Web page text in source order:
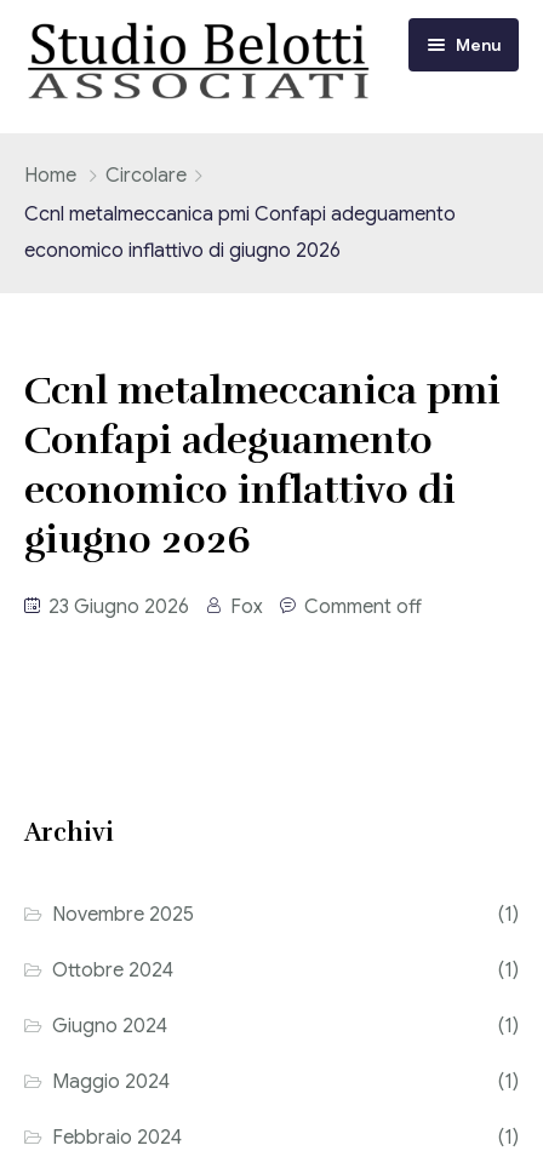
Menu
I nostri servizi
Adempimenti Dichiarativi e Fiscali
Contrattualistica Varia
Consulenza Societaria
Consulenza del Lavoro
Revisione legale
Corsi FAD
Video/Tv
Riviste
Home
Circolare
Ccnl metalmeccanica pmi Confapi adeguamento
economico inflattivo di giugno 2026
Ccnl metalmeccanica pmi
Confapi adeguamento
economico inflattivo di
giugno 2026
23 Giugno 2026 Fox Comment off
Archivi
Novembre 2025 (1)
Ottobre 2024 (1)
Giugno 2024 (1)
Maggio 2024 (1)
Febbraio 2024 (1)